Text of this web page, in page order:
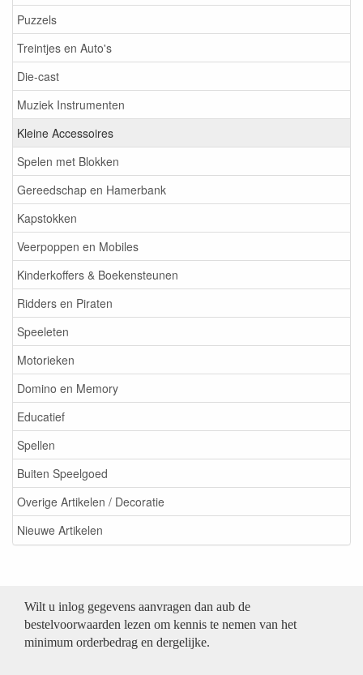
Puzzels
Treintjes en Auto's
Die-cast
Muziek Instrumenten
Kleine Accessoires
Spelen met Blokken
Gereedschap en Hamerbank
Kapstokken
Veerpoppen en Mobiles
Kinderkoffers & Boekensteunen
Ridders en Piraten
Speeleten
Motorieken
Domino en Memory
Educatief
Spellen
Buiten Speelgoed
Overige Artikelen / Decoratie
Nieuwe Artikelen
Wilt u inlog gegevens aanvragen dan aub de
bestelvoorwaarden lezen om kennis te nemen van het
minimum orderbedrag en dergelijke.